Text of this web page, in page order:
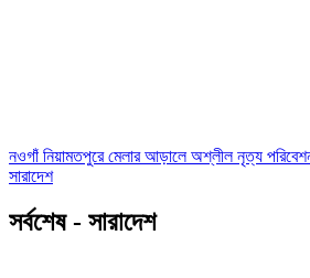
নওগাঁ নিয়ামতপুরে মেলার আড়ালে অশ্লীল নৃত্য
সারাদেশ
সর্বশেষ - সারাদেশ